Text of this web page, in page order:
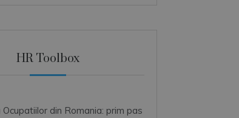
HR Toolbox
din Romania: prim pas